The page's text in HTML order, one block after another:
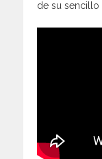
de su sencillo